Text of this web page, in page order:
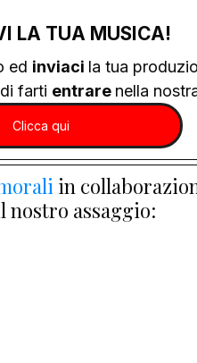
LA TUA MUSICA!
ed inviaci la tua
farti entrare nella
Clicca qui
in
nostro assaggio: